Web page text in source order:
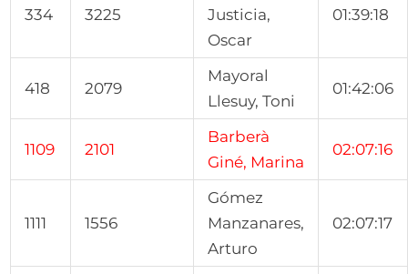
334 3225
Justicia,
Oscar
01:39:18
418 2079
Mayoral
Llesuy, Toni
01:42:06
1109 2101
Barberà
Giné, Marina
02:07:16
1111 1556
Gómez
Manzanares,
Arturo
02:07:17